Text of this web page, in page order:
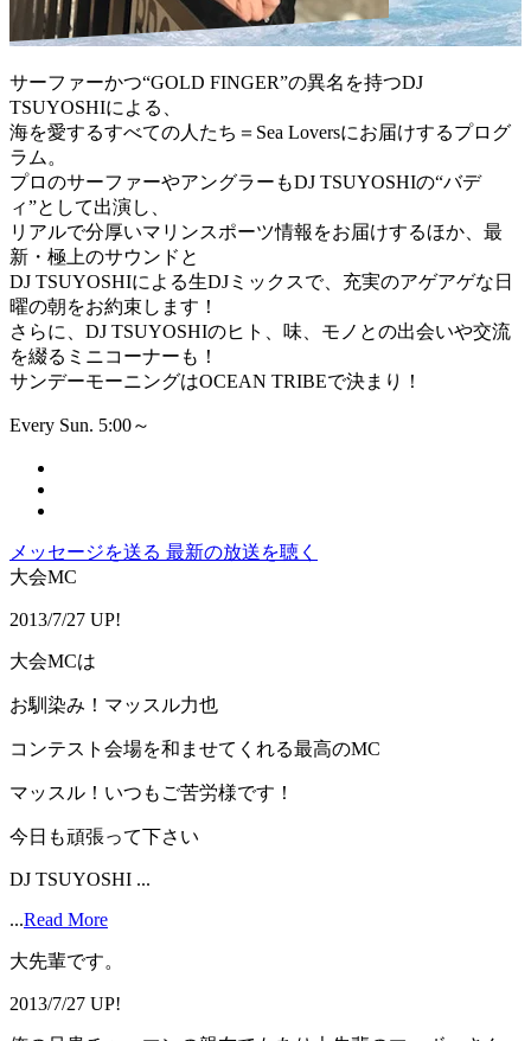
サーファーかつ“GOLD FINGER”の異名を持つDJ
TSUYOSHIによる、
海を愛するすべての人たち＝Sea Loversにお届けするプログ
ラム。
プロのサーファーやアングラーもDJ TSUYOSHIの“バデ
ィ”として出演し、
リアルで分厚いマリンスポーツ情報をお届けするほか、最
新・極上のサウンドと
DJ TSUYOSHIによる生DJミックスで、充実のアゲアゲな日
曜の朝をお約束します！
さらに、DJ TSUYOSHIのヒト、味、モノとの出会いや交流
を綴るミニコーナーも！
サンデーモーニングはOCEAN TRIBEで決まり！
Every Sun. 5:00～
メッセージを送る 最新の放送を聴く
大会MC
2013/7/27 UP!
大会MCは
お馴染み！マッスル力也
コンテスト会場を和ませてくれる最高のMC
マッスル！いつもご苦労様です！
今日も頑張って下さい
DJ TSUYOSHI ...
...Read More
大先輩です。
2013/7/27 UP!